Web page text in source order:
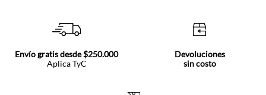
Envío gratis desde $250.000
Aplica TyC
Devoluciones
sin costo